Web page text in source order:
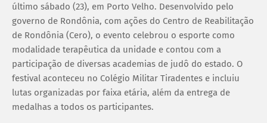
último sábado (23), em Porto Velho. Desenvolvido pelo
governo de Rondônia, com ações do Centro de Reabilitação
de Rondônia (Cero), o evento celebrou o esporte como
modalidade terapêutica da unidade e contou com a
participação de diversas academias de judô do estado. O
festival aconteceu no Colégio Militar Tiradentes e incluiu
lutas organizadas por faixa etária, além da entrega de
medalhas a todos os participantes.